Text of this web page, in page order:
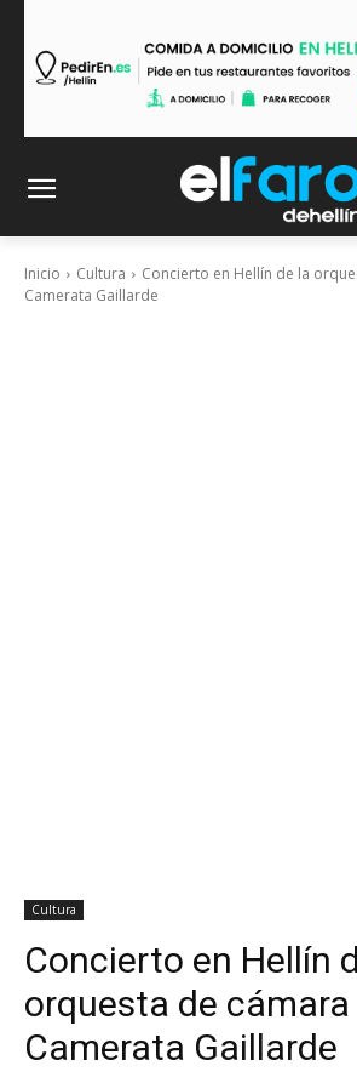
Inicio Cultura
Concierto en Hellín de la
Camerata Gaillarde
Cultura
Concierto en Hellín
orquesta de cámara
Camerata Gaillarde